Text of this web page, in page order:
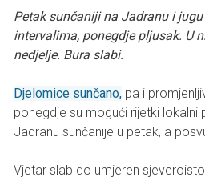
Petak sunčaniji na Jadranu i
intervalima, ponegdje pljusak. U
nedjelje. Bura slabi.
Djelomice sunčano, pa i
ponegdje su mogući rijetki lokalni
Jadranu sunčanije u petak, a
Vjetar slab do umjeren